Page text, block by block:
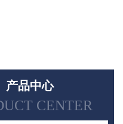
产品中心
CENTER